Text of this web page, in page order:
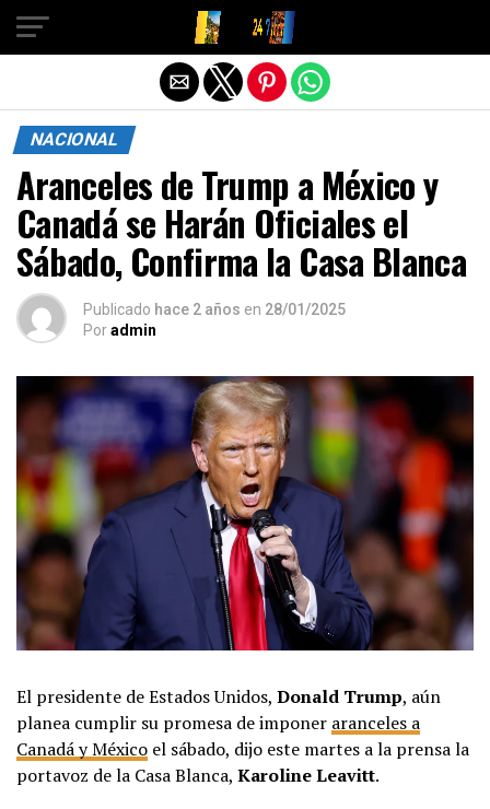
NACIONAL
Aranceles de Trump a México y
Canadá se Harán Oficiales el
Sábado, Confirma la Casa Blanca
Publicado hace 2 años en 28/01/2025
Poradmin
El presidente de Estados Unidos, Donald Trump, aún
planea cumplir su promesa de imponer aranceles a
Canadá y México el sábado, dijo este martes a la prensa la
portavoz de la Casa Blanca, Karoline Leavitt.
Salir de la versión móvil